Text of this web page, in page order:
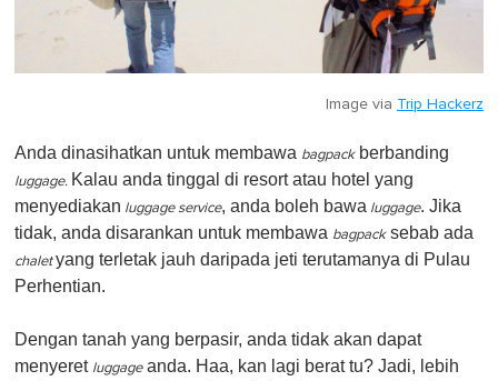
Image via Trip Hackerz
Anda dinasihatkan untuk membawa bagpackberbanding
luggage. Kalau anda tinggal di resort atau hotel yang
menyediakan luggage service, anda boleh bawa luggage. Jika
tidak, anda disarankan untuk membawa bagpacksebab ada
chaletyang terletak jauh daripada jeti terutamanya di Pulau
Perhentian.
Dengan tanah yang berpasir, anda tidak akan dapat
menyeret luggageanda. Haa, kan lagi berat tu? Jadi, lebih